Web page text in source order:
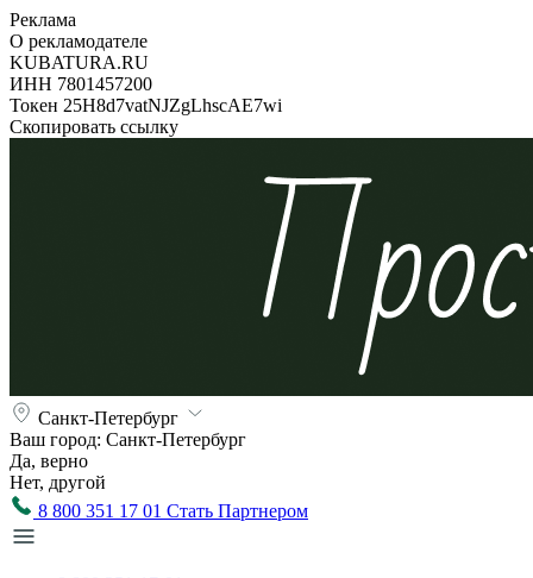
Реклама
О рекламодателе
KUBATURA.RU
ИНН 7801457200
Токен 25H8d7vatNJZgLhscAE7wi
Скопировать ссылку
Санкт-Петербург
Ваш город: Санкт-Петербург
Да, верно
Нет, другой
8 800 351 17 01 Стать Партнером